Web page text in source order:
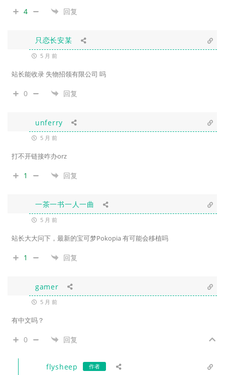
4 回复
只恋长安某
5 月 前
站长能收录 失物招领有限公司 吗
0 回复
unferry
5 月 前
打不开链接咋办orz
1 回复
一茶一书一人一曲
5 月 前
站长大大问下，最新的宝可梦Pokopia 有可能会移植吗
1 回复
gamer
5 月 前
有中文吗？
0 回复
flysheep 作者